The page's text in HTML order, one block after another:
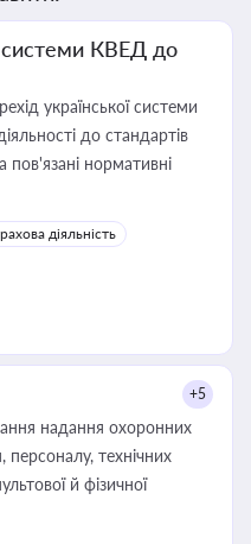
системи КВЕД до
української системи
до стандартів
нормативні
діяльність
+5
надання охоронних
персоналу, технічних
й фізичної